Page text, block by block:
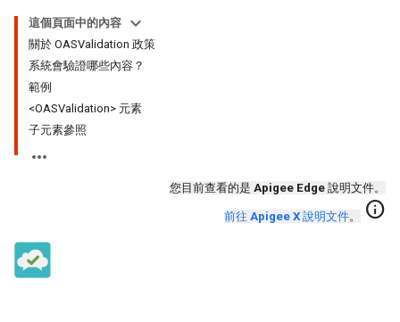
這個頁面中的內容
關於 OASValidation 政策
系統會驗證哪些內容？
範例
<OASValidation> 元素
子元素參照
您目前查看的是 Apigee Edge 說明文件。
前往 Apigee X 說明文件。 info